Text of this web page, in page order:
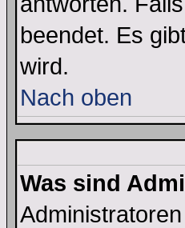
beendet. Es
wird.
Nach oben
Was sind